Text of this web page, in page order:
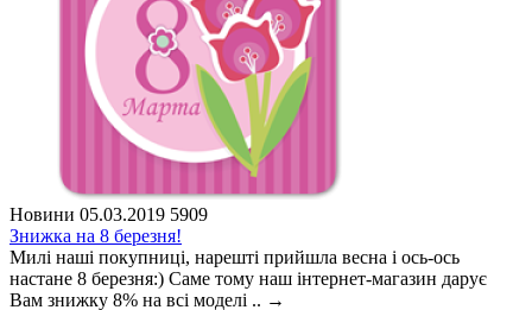
Новини 05.03.2019 5909
Знижка на 8 березня!
Милі наші покупниці, нарешті прийшла весна і ось-ось
настане 8 березня:) Саме тому наш інтернет-магазин дарує
Вам знижку 8% на всі моделі .. →